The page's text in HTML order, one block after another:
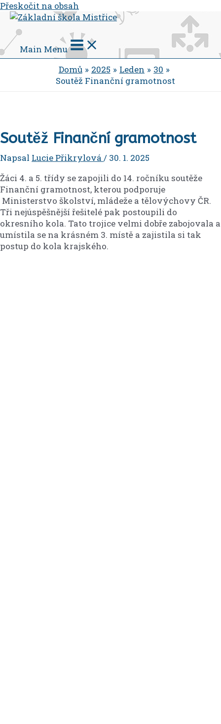
Přeskočit na obsah
Main Menu
Domů
2025 Leden
30
Soutěž Finanční gramotnost
Soutěž Finanční gramotnost
Napsal Lucie Přikrylová / 30. 1. 2025
Žáci 4. a 5. třídy se zapojili do 14. ročníku soutěže
Finanční gramotnost, kterou podporuje
Ministerstvo školství, mládeže a tělovýchovy ČR.
Tři nejúspěšnější řešitelé pak postoupili do
okresního kola. Tato trojice velmi dobře zabojovala a
umístila se na krásném 3. místě a zajistila si tak
postup do kola krajského.